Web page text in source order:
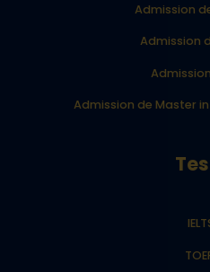
Admission
Admission
Admission
Admission de Master